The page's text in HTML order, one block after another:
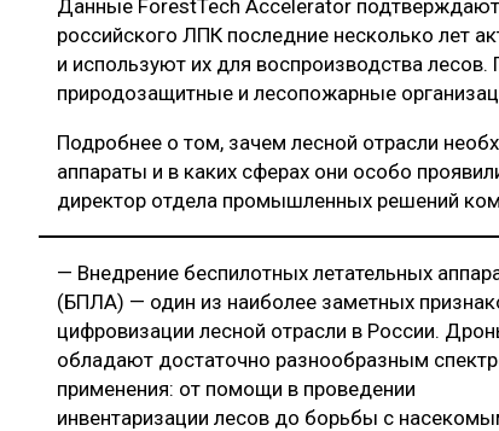
Данные ForestTech Accelerator
российского ЛПК последние несколько лет
и используют их для воспроизводства
природозащитные и лесопожарные
Подробнее о том, зачем лесной отрасли
аппараты и в каких сферах они особо
директор отдела промышленных решений
— Внедрение беспилотных летательных
(БПЛА) — один из наиболее заметных
цифровизации лесной отрасли в России.
обладают достаточно разнообразным
применения: от помощи в проведении
инвентаризации лесов до борьбы с